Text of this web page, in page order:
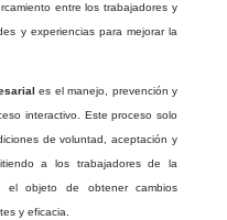
entre los trabajadores y
y experiencias para mejorar la
es el manejo, prevención y
interactivo. Este proceso solo
de voluntad, aceptación y
a los trabajadores de la
el objeto de obtener cambios
y eficacia.